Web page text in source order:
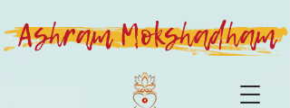
Ashram Mokshadham